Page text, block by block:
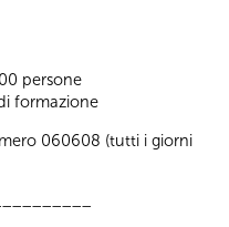
persone
formazione
060608 (tutti i giorni